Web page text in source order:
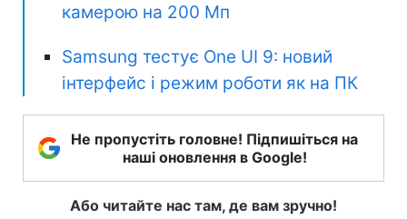
камерою на 200 Мп
Samsung тестує One UI 9: новий
інтерфейс і режим роботи як на ПК
Не пропустіть головне! Підпишіться на
наші оновлення в Google!
Або читайте нас там, де вам зручно!